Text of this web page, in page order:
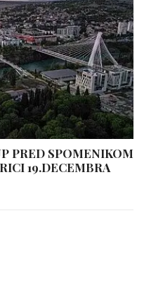
PRED SPOMENIKOM
19.DECEMBRA